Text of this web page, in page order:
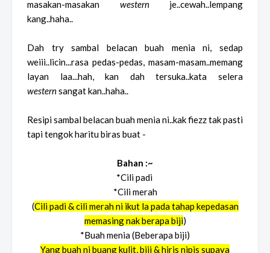
masakan-masakan westernje..cewah..lempang
kang..haha..
Dah try sambal belacan buah menia ni, sedap
weiii..licin...rasa pedas-pedas, masam-masam..memang
layan laa...hah, kan dah tersuka..kata selera
westernsangat kan..haha..
Resipi sambal belacan buah menia ni..kak fiezz tak pasti
tapi tengok haritu biras buat -
Bahan :~
*Cili padi
*Cili merah
(Cili padi & cili merah ni ikut la pada tahap kepedasan
memasing nak berapa biji)
*Buah menia (Beberapa biji)
Yang buah ni buang kulit, biji & hiris nipis supaya